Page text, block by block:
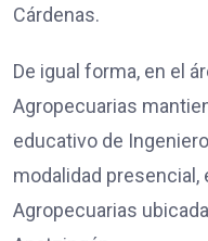
Cárdenas.
De igual forma, en el
Agropecuarias
educativo de
modalidad presencial,
Agropecuarias